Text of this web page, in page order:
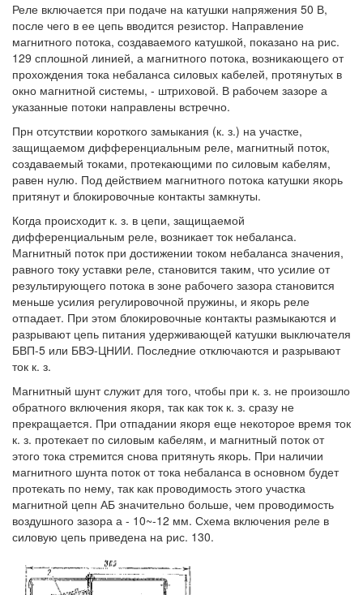
Реле включается при подаче на катушки напряжения 50 В,
после чего в ее цепь вводится резистор. Направление
магнитного потока, создаваемого катушкой, показано на рис.
129 сплошной линией, а магнитного потока, возникающего от
прохождения тока небаланса силовых кабелей, протянутых в
окно магнитной системы, - штриховой. В рабочем зазоре а
указанные потоки направлены встречно.
Прн отсутствии короткого замыкания (к. з.) на участке,
защищаемом дифференциальным реле, магнитный поток,
создаваемый токами, протекающими по силовым кабелям,
равен нулю. Под действием магнитного потока катушки якорь
притянут и блокировочные контакты замкнуты.
Когда происходит к. з. в цепи, защищаемой
дифференциальным реле, возникает ток небаланса.
Магнитный поток при достижении током небаланса значения,
равного току уставки реле, становится таким, что усилие от
результирующего потока в зоне рабочего зазора становится
меньше усилия регулировочной пружины, и якорь реле
отпадает. При этом блокировочные контакты размыкаются и
разрывают цепь питания удерживающей катушки выключателя
БВП-5 или БВЭ-ЦНИИ. Последние отключаются и разрывают
ток к. з.
Магнитный шунт служит для того, чтобы при к. з. не произошло
обратного включения якоря, так как ток к. з. сразу не
прекращается. При отпадании якоря еще некоторое время ток
к. з. протекает по силовым кабелям, и магнитный поток от
этого тока стремится снова притянуть якорь. При наличии
магнитного шунта поток от тока небаланса в основном будет
протекать по нему, так как проводимость этого участка
магнитной цепн АБ значительно больше, чем проводимость
воздушного зазора а - 10~-12 мм. Схема включения реле в
силовую цепь приведена на рис. 130.